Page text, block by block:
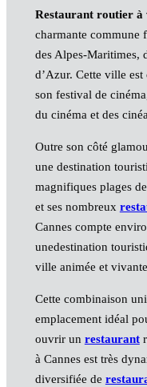
Restaurant routier à
charmante commune
des Alpes-Maritimes,
d’Azur. Cette ville
son festival de
du cinéma et des
Outre son côté
une destination
magnifiques plages
et ses nombreux
Cannes compte
unedestination
ville animée et
Cette combinaison
emplacement idéal
ouvrir un restaurant
à Cannes est très
diversifiée de